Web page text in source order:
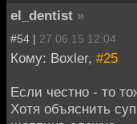
el_dentist »
#54 | 27.06.15 12:04
Кому: Boxler, #25
Если честно - то
Хотя объяснить